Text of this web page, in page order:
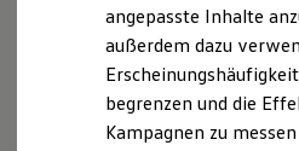
XTL-
Ersatzteile und
Original Zubehör und
myVolkswagen
myVolkswagen
www.vermittlerregister.info)
Register-Nr.: D-ZRCA-TQJYE-
angepasste Inhalte
außerdem dazu
begrenzen und die
Kampagnen zu